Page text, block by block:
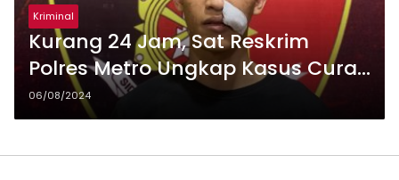
Kriminal
Kurang 24 Jam, Sat Reskrim
Polres Metro Ungkap Kasus Curat
Di RM Agam
06/08/2024